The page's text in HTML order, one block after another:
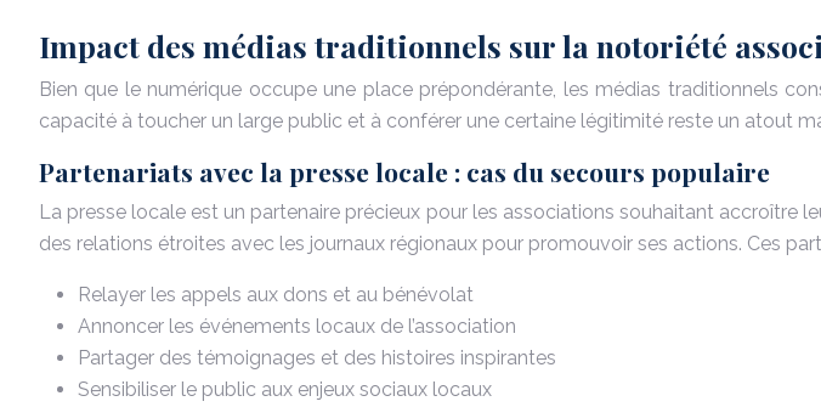
Impact des médias traditionnels sur la notoriété
Bien que le numérique occupe une place prépondérante, les médias traditionnels
capacité à toucher un large public et à conférer une certaine légitimité reste un atout
Partenariats avec la presse locale : cas du secours populaire
La presse locale est un partenaire précieux pour les associations souhaitant accroître
des relations étroites avec les journaux régionaux pour promouvoir ses actions. Ces
Relayer les appels aux dons et au bénévolat
Annoncer les événements locaux de l’association
Partager des témoignages et des histoires inspirantes
Sensibiliser le public aux enjeux sociaux locaux